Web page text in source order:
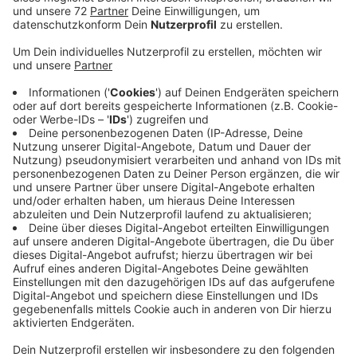
Um zu verhindern, dass sich das Virus weiter
ausbreitet, gilt ab sofort in den Fußgängerzonen im
Kreis eine Maskenpflicht. Die größeren Städte im Kreis
haben sich dabei abgesprochen. Ab sofort gilt für Sie:
Maske auf in der Fußgängerzone! Von montags bis
samstags gilt in der Zeit von acht bis 19 Uhr. Darauf
weisen schon bald Schilder an den Eingängen der
Fußgängerzonen in Lüdinghausen, Coesfeld, Billerbeck
und Dülmen hin. Die aktuelle Corona-Regel sieht das
Masketragen in der unmittelbaren Nähe der Geschäfte
vor. In Dülmen beispielsweise tragen schon viele
Menschen freiwillig eine Maske in der Fußgängerzone,
hat das Team des Ordnungsamtes zufrieden
beobachtet. Das ist jetzt noch strenger geregelt. Die
Teams der Ordnungsämter kontrollieren in den